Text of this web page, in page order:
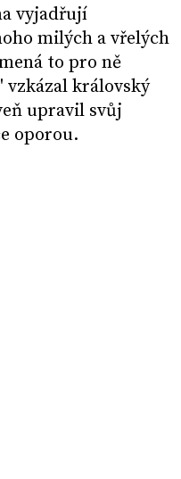
vyjadřují
milých a vřelých
to pro ně
vzkázal královský
upravil svůj
oporou.